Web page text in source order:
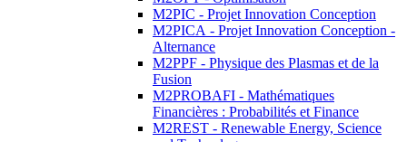
M2PIC - Projet Innovation Conception
M2PICA - Projet Innovation Conception -
Alternance
M2PPF - Physique des Plasmas et de la
Fusion
M2PROBAFI - Mathématiques
Financières : Probabilités et Finance
M2REST - Renewable Energy, Science